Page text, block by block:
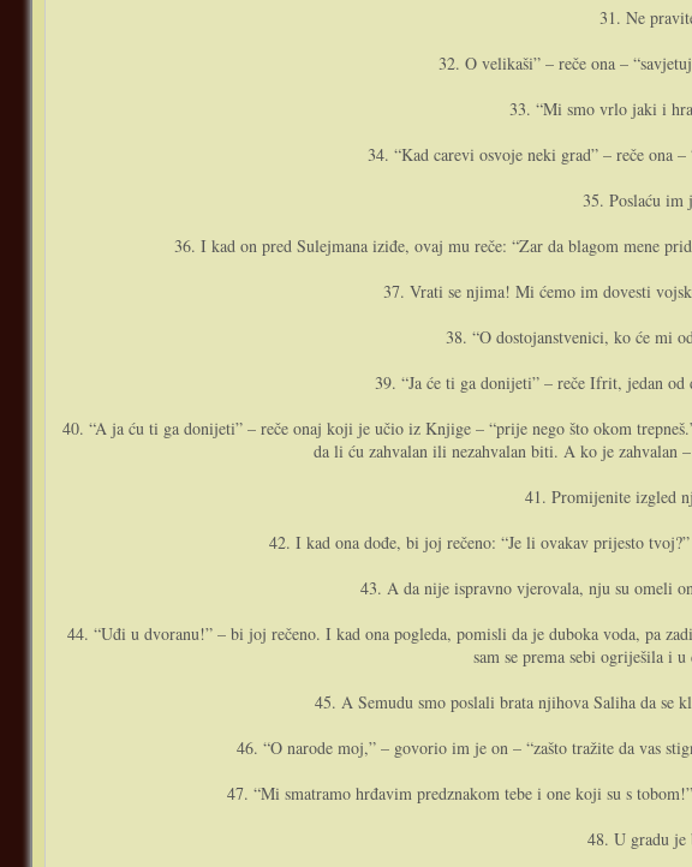
31. Ne
32. O velikaši” – reče o­na –
33. “Mi smo vrlo jaki i
34. “Kad carevi osvoje neki grad” – reče o­na
35. Poslaću im
36. I kad o­n pred Sulejmana iziđe, ovaj mu reče: “Zar da blagom mene
37. Vrati se njima! Mi ćemo im dovesti
38. “O dostojanstvenici, ko će mi
39. “Ja će ti ga donijeti” – reče Ifrit, jedan od
40. “A ja ću ti ga donijeti” – reče o­naj koji je učio iz Knjige – “prije nego što okom
da li ću zahvalan ili nezahvalan biti. A ko je zahvalan
41. Promijenite izgled
42. I kad o­na dođe, bi joj rečeno: “Je li ovakav prijesto
43. A da nije ispravno vjerovala, nju su omeli
44. “Uđi u dvoranu!” – bi joj rečeno. I kad o­na pogleda, pomisli da je duboka voda, pa
sam se prema sebi ogriješila i
45. A Semudu smo poslali brata njihova Saliha da se
46. “O narode moj,” – govorio im je o­n – “zašto tražite da vas
47. “Mi smatramo hrđavim predznakom tebe i o­ne koji su s
48. U gradu je